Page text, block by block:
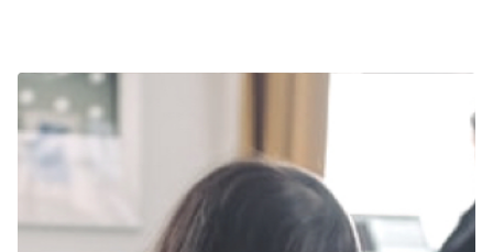
全23室
Rakuten STAY あわら温泉
定員4～6名・寝室1室・寝具2～4組・51～76m²